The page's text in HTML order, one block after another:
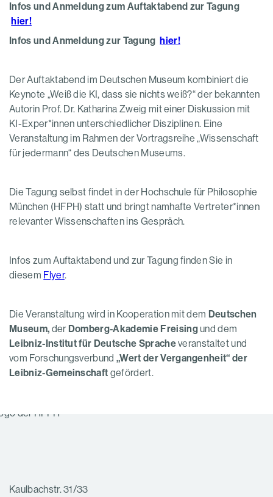
Infos und Anmeldung zum Auftaktabend zur Tagung
hier!
Infos und Anmeldung zur Tagung hier!
Der Auftaktabend im Deutschen Museum kombiniert die
Keynote „Weiß die KI, dass sie nichts weiß?“ der bekannten
Autorin Prof. Dr. Katharina Zweig mit einer Diskussion mit
KI-Exper*innen unterschiedlicher Disziplinen. Eine
Veranstaltung im Rahmen der Vortragsreihe „Wissenschaft
für jedermann“ des Deutschen Museums.
Die Tagung selbst findet in der Hochschule für Philosophie
München (HFPH) statt und bringt namhafte Vertreter*innen
relevanter Wissenschaften ins Gespräch.
Infos zum Auftaktabend und zur Tagung finden Sie in
diesem Flyer.
Die Veranstaltung wird in Kooperation mit dem Deutschen
Museum, derDomberg-Akademie Freisingund dem
Leibniz-Institut für Deutsche Spracheveranstaltet und
vom Forschungsverbund„Wert der Vergangenheit“ der
Leibniz-Gemeinschaft gefördert.
Kaulbachstr. 31/33